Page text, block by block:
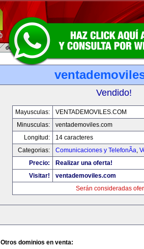
Vendido!
Mayusculas:
VENTADEMOVILES.COM
Minusculas:
ventademoviles.com
Longitud:
14 caracteres
Categorias:
Comunicaciones y TelefonÃ­a,
Precio:
Realizar una oferta!
Visitar!
ventademoviles.com
Serán consideradas
Otros dominios en venta: